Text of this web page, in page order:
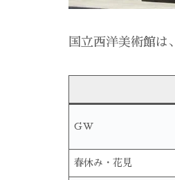
国立西洋美術館は、
GW
春休み・花見